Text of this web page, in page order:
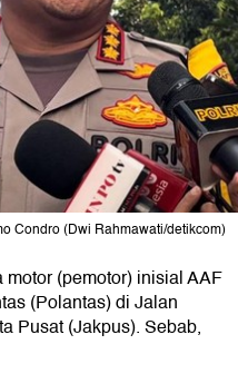
Condro (Dwi Rahmawati/detikcom)
(pemotor) inisial AAF
(Polantas) di Jalan
Pusat (Jakpus). Sebab,